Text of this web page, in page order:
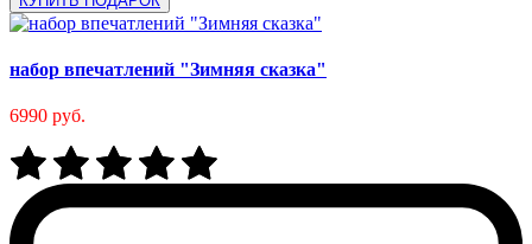
набор впечатлений "Зимняя сказка"
6990 руб.